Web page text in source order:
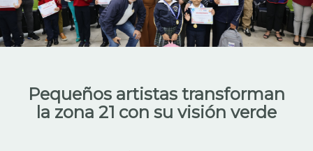
Pequeños artistas transforman
la zona 21 con su visión verde